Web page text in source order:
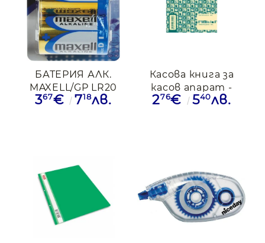
БАТЕРИЯ АЛК.
MAXELL/GP LR20
2БР.
367€ 718лв.
Касова книга за
касов апарат -
368стр, А5 формат
276€ 540лв.